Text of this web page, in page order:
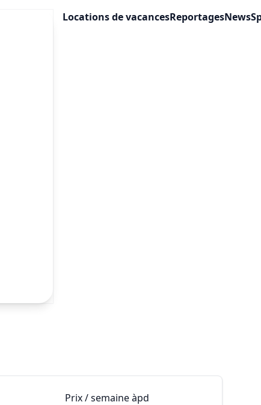
Locations de vacancesReportagesNews
Prix / semaine àpd